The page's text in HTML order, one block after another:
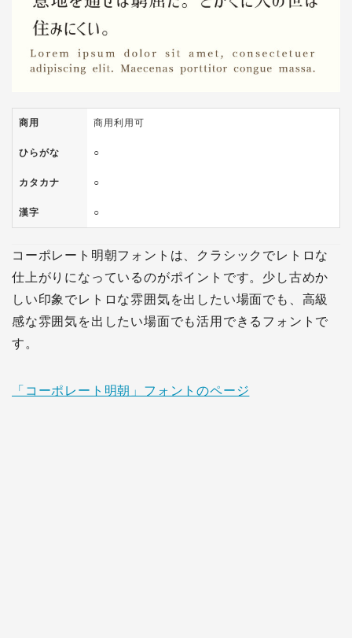
商用 商用利用可
ひらがな ○
カタカナ ○
漢字 ○
コーポレート明朝フォントは、クラシックでレトロな
仕上がりになっているのがポイントです。少し古めか
しい印象でレトロな雰囲気を出したい場面でも、高級
感な雰囲気を出したい場面でも活用できるフォントで
す。
「コーポレート明朝」フォントのページ